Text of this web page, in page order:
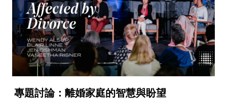
專題討論：離婚家庭的智慧與盼望